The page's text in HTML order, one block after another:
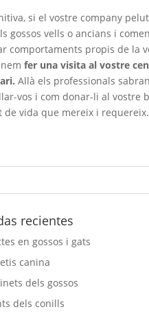
si el vostre company
gossos vells o ancians i
comportaments propis de la
fer una visita al vostre
Allà els professionals
vos i com donar-li al vostre
de vida que mereix i requereix.
recientes
en gossos i gats
canina
dels gossos
dels conills